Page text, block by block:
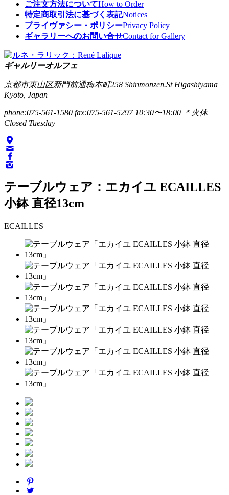
ご注文方法についてHow to Order
特定商取引法に基づく表記Notices
プライヴァシー・ポリシーPrivacy Policy
ギャラリーへのお問い合せContact for Gallery
ギャルリーオルフェ
京都市東山区新門前通梅本町258 Shinmonzen.St Higashiyama
Kyoto, Japan
phone:075-561-1580 fax:075-561-5297 10:30〜18:00 ＊火休
Closed Tuesday
テーブルウェア：エカイユ ECAILLES
小鉢 直径13cm
ECAILLES